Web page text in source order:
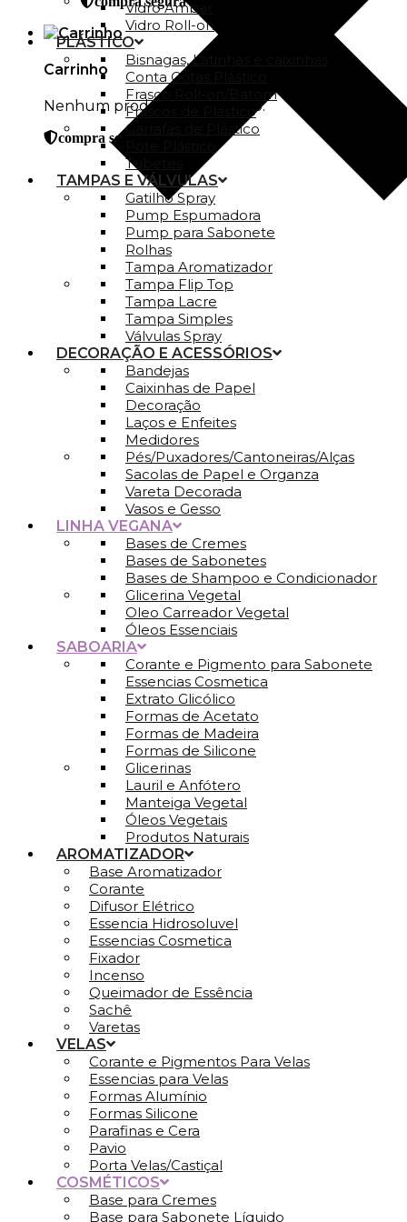
Carrinho
Nenhum produto no carrinho.
compra segura
Vidro Ambar
Vidro Roll-on
PLÁSTICO
Bisnagas, Latinhas e caixinhas
Conta Gotas Plástico
Frasco Roll-on/Batom
Frascos de Plástico
Garrafas de Plástico
Tubetes
TAMPAS E VÁLVULAS
Gatilho Spray
Pump Espumadora
Pump para Sabonete
Rolhas
Tampa Aromatizador
Tampa Flip Top
Tampa Lacre
Tampa Simples
Válvulas Spray
DECORAÇÃO E ACESSÓRIOS
Bandejas
Caixinhas de Papel
Decoração
Laços e Enfeites
Medidores
Pés/Puxadores/Cantoneiras/Alças
Sacolas de Papel e Organza
Vareta Decorada
Vasos e Gesso
LINHA VEGANA
Bases de Cremes
Bases de Sabonetes
Bases de Shampoo e Condicionador
Glicerina Vegetal
Oleo Carreador Vegetal
Óleos Essenciais
SABOARIA
Corante e Pigmento para Sabonete
Essencias Cosmetica
Extrato Glicólico
Formas de Acetato
Formas de Madeira
Formas de Silicone
Glicerinas
Lauril e Anfótero
Manteiga Vegetal
Óleos Vegetais
Produtos Naturais
AROMATIZADOR
Base Aromatizador
Corante
Difusor Elétrico
Essencia Hidrosoluvel
Essencias Cosmetica
Fixador
Incenso
Queimador de Essência
Sachê
Varetas
VELAS
Corante e Pigmentos Para Velas
Essencias para Velas
Formas Alumínio
Formas Silicone
Parafinas e Cera
Pavio
Porta Velas/Castiçal
COSMÉTICOS
Base para Cremes
Base para Sabonete Líquido